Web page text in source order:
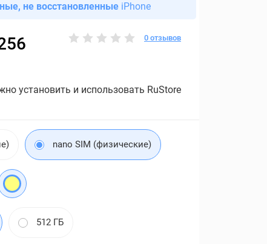
не восстановленные iPhone
0 отзывов
установить и использовать RuStore
nano SIM (физические)
512 ГБ